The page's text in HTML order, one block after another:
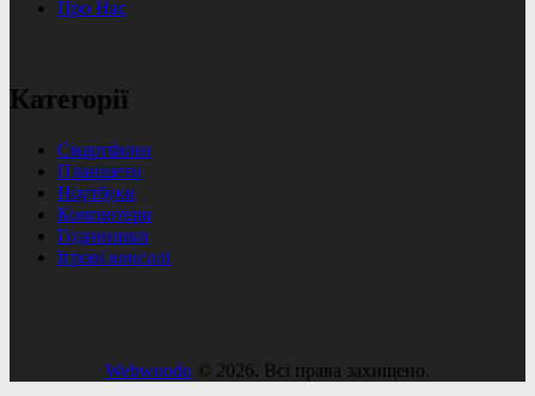
Про Нас
Категорії
Смартфони
Планшети
Ноутбуки
Компютери
Годинники
Ігрові консолі
Webwoodo © 2026. Всі права захищено.